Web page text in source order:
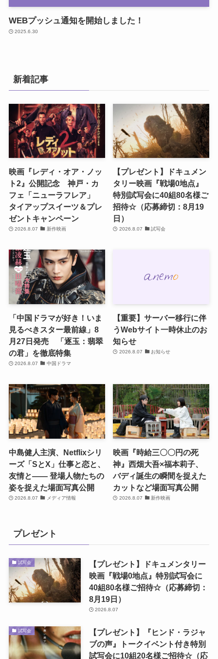
WEBプッシュ通知を開始しました！
2025.6.30
新着記事
映画『レディ・オア・ノッ
ト2』公開記念 神戸・カ
フェ「ニューラフレア」
タイアップスイーツ＆プレ
ゼントキャンペーン
2026.8.07 新作映画
【プレゼント】ドキュメン
タリー映画『戦場0地点』
特別試写会に40組80名様ご
招待☆（応募締切：8月19
日）
2026.8.07 試写会
「中国ドラマが好き！いま
見るべきスター最前線」8
月27日発売 「逐玉：翡翠
の君」を徹底特集
2026.8.07 中国ドラマ
【重要】サーバー移行に伴
うWebサイト一時休止のお
知らせ
2026.8.07 お知らせ
中島健人主演、Netflixシリ
ーズ「SとX」仕事と恋と、
友情と―― 登場人物たちの
姿を捉えた場面写真公開
2026.8.07 メディア情報
映画『時給三〇〇円の死
神』西畑大吾×福本莉子、
バディ誕生の瞬間を捉えた
カットなど場面写真公開
2026.8.07 新作映画
プレゼント
試写会
【プレゼント】ドキュメンタリー
映画『戦場0地点』特別試写会に
40組80名様ご招待☆（応募締切：
8月19日）
2026.8.07
試写会
【プレゼント】『ヒンド・ラジャ
ブの声』トークイベント付き特別
試写会に10組20名様ご招待☆（応